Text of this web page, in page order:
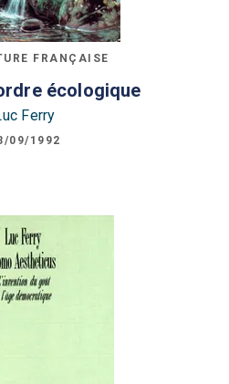
FRANÇAISE
écologique
Ferry
09/1992